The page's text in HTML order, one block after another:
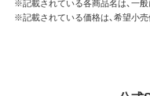
※記載されている各商品名は、一
※記載されている価格は、希望小売